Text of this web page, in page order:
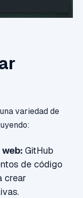
variedad de
GitHub
de código
crear